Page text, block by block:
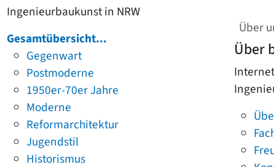
Ingenieurbaukunst in NRW
Gesamtübersicht...
Gegenwart
Postmoderne
1950er-70er Jahre
Moderne
Reformarchitektur
Jugendstil
Historismus
Über
Über